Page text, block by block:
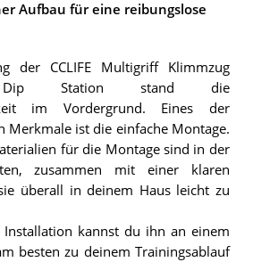
Aufbau für eine reibungslose
der CCLIFE Multigriff Klimmzug
Dip Station stand die
im Vordergrund. Eines der
Merkmale ist die einfache Montage.
für die Montage sind in der
zusammen mit einer klaren
überall in deinem Haus leicht zu
Installation kannst du ihn an einem
besten zu deinem Trainingsablauf